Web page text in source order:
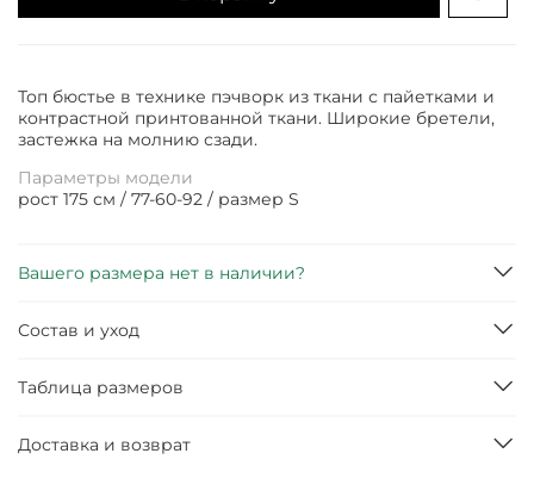
Топ бюстье в технике пэчворк из ткани с пайетками и
контрастной принтованной ткани. Широкие бретели,
застежка на молнию сзади.
Параметры модели
рост 175 см / 77-60-92 / размер S
Вашего размера нет в наличии?
Состав и уход
Таблица размеров
Доставка и возврат